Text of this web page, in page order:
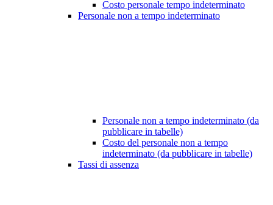
Costo personale tempo indeterminato
Personale non a tempo indeterminato
Personale non a tempo indeterminato (da
pubblicare in tabelle)
Costo del personale non a tempo
indeterminato (da pubblicare in tabelle)
Tassi di assenza